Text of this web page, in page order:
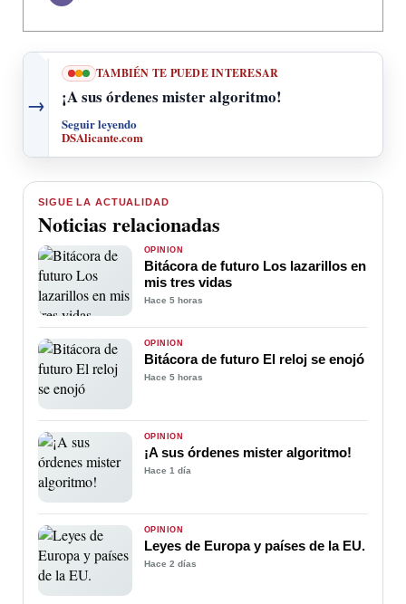
→
TAMBIÉN TE PUEDE INTERESAR
¡A sus órdenes mister algoritmo!
Seguir leyendo
DSAlicante.com
SIGUE LA ACTUALIDAD
Noticias relacionadas
OPINIÓN
Bitácora de futuro Los lazarillos en
mis tres vidas
Hace 5 horas
OPINIÓN
Bitácora de futuro El reloj se enojó
Hace 5 horas
OPINIÓN
¡A sus órdenes mister algoritmo!
Hace 1 día
OPINIÓN
Leyes de Europa y países de la EU.
Hace 2 días